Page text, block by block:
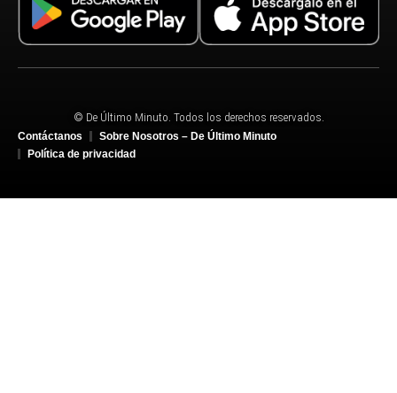
© De Último Minuto. Todos los derechos reservados.
Contáctanos
Sobre Nosotros – De Último Minuto
Política de privacidad